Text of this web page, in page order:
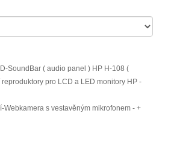
SoundBar ( audio panel ) HP H-108 (
pro LCD a LED monitory HP -
Webkamera s vestavěným mikrofonem - +